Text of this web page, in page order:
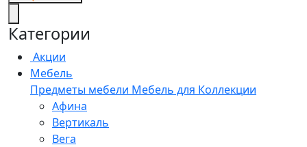
Категории
Акции
Мебель
Предметы мебели Мебель для Коллекции
Афина
Вертикаль
Вега